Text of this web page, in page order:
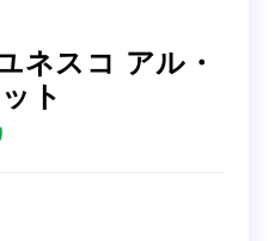
ネスコ アル・
ト